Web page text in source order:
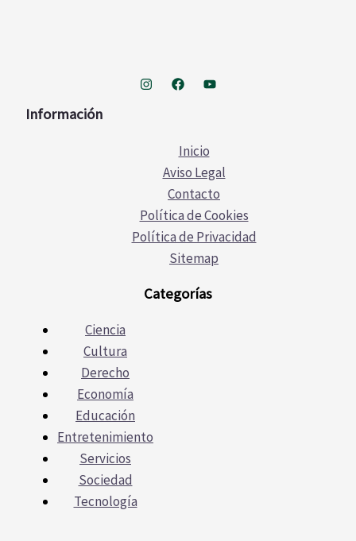
Información
Inicio
Aviso Legal
Contacto
Política de Cookies
Política de Privacidad
Sitemap
Categorías
Ciencia
Cultura
Derecho
Economía
Educación
Entretenimiento
Servicios
Sociedad
Tecnología